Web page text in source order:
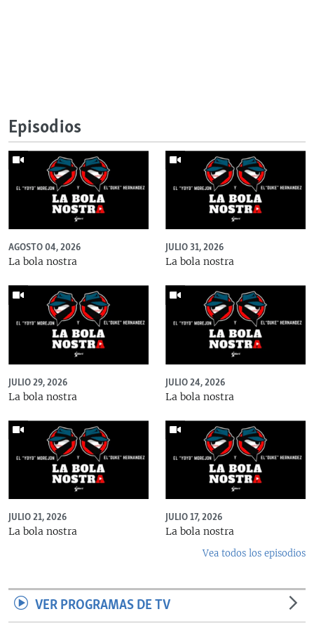
Episodios
AGOSTO 04, 2026
La bola nostra
JULIO 31, 2026
La bola nostra
JULIO 29, 2026
La bola nostra
JULIO 24, 2026
La bola nostra
JULIO 21, 2026
La bola nostra
JULIO 17, 2026
La bola nostra
Vea todos los episodios
VER PROGRAMAS DE TV